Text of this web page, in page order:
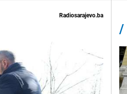
Radiosarajevo.ba
/